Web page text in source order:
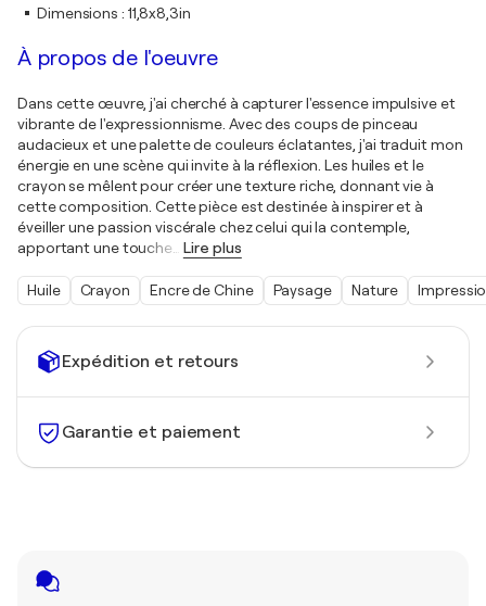
Expédition et retours
Garantie et paiement
Dimensions : 11,8x8,3in
À propos de l'oeuvre
Dans cette œuvre, j'ai cherché à capturer l'essence impulsive et
vibrante de l'expressionnisme. Avec des coups de pinceau
audacieux et une palette de couleurs éclatantes, j'ai traduit mon
énergie en une scène qui invite à la réflexion. Les huiles et le
crayon se mêlent pour créer une texture riche, donnant vie à
cette composition. Cette pièce est destinée à inspirer et à
éveiller une passion viscérale chez celui qui la contemple,
apportant une touche… Lire plus
Huile Crayon Encre de Chine Paysage Nature